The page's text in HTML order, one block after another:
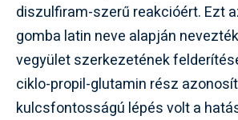
diszulfiram-szerű reakcióért. Ezt
gomba latin neve alapján
vegyület szerkezetének
ciklo-propil-glutamin rész
kulcsfontosságú lépés volt a